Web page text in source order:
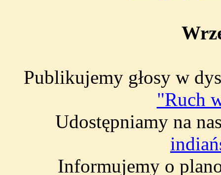
Publikujemy głosy w
"Ruch
Udostępniamy na
Informujemy o